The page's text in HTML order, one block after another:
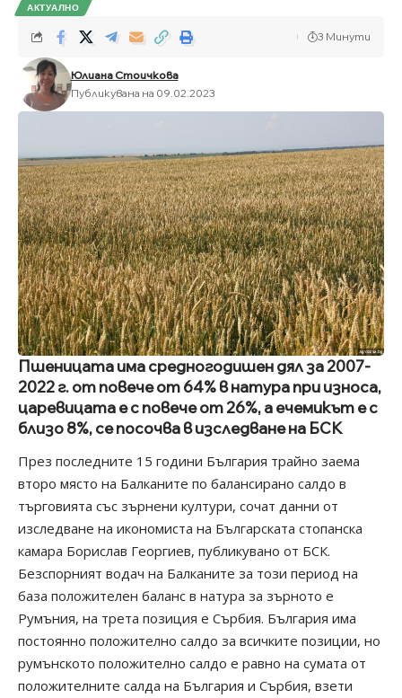
АКТУАЛНО
Юлиана Стоичкова
Публикувана на 09.02.2023
3 Минути
Пшеницата има средногодишен дял за 2007-
2022 г. от повече от 64% в натура при износа,
царевицата е с повече от 26%, а ечемикът е с
близо 8%, се посочва в изследване на БСК
През последните 15 години България трайно заема
второ място на Балканите по балансирано салдо в
търговията със зърнени култури, сочат данни от
изследване на икономиста на Българската стопанска
камара Борислав Георгиев, публикувано от БСК.
Безспорният водач на Балканите за този период на
база положителен баланс в натура за зърното е
Румъния, на трета позиция е Сърбия. България има
постоянно положително салдо за всичките позиции, но
румънското положително салдо е равно на сумата от
положителните салда на България и Сърбия, взети